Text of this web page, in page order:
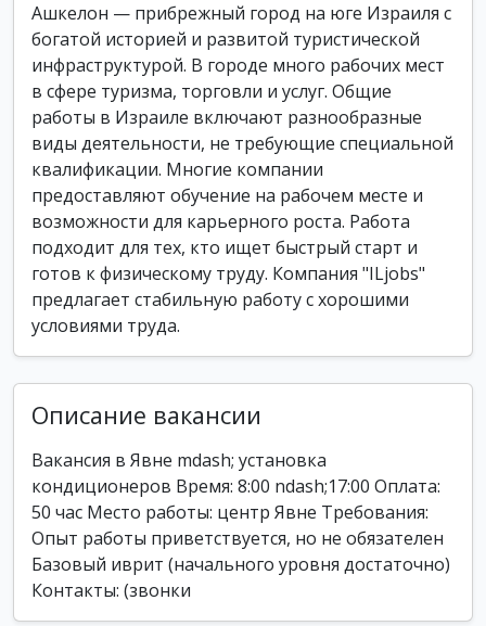
Ашкелон — прибрежный город на юге Израиля с
богатой историей и развитой туристической
инфраструктурой. В городе много рабочих мест
в сфере туризма, торговли и услуг. Общие
работы в Израиле включают разнообразные
виды деятельности, не требующие специальной
квалификации. Многие компании
предоставляют обучение на рабочем месте и
возможности для карьерного роста. Работа
подходит для тех, кто ищет быстрый старт и
готов к физическому труду. Компания "ILjobs"
предлагает стабильную работу с хорошими
условиями труда.
Описание вакансии
Вакансия в Явне mdash; установка
кондиционеров Время: 8:00 ndash;17:00 Оплата:
50 час Место работы: центр Явне Требования:
Опыт работы приветствуется, но не обязателен
Базовый иврит (начального уровня достаточно)
Контакты: (звонки